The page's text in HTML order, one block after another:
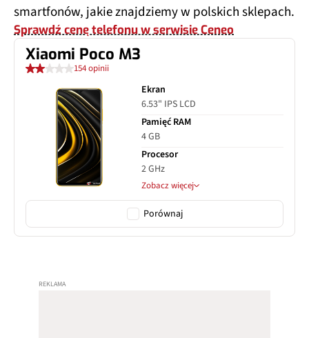
smartfonów, jakie znajdziemy w polskich sklepach.
Sprawdź cenę telefonu w serwisie Ceneo
Xiaomi Poco M3
154 opinii
Ekran
6.53" IPS LCD
Pamięć RAM
4 GB
Procesor
2 GHz
Zobacz więcej
Porównaj